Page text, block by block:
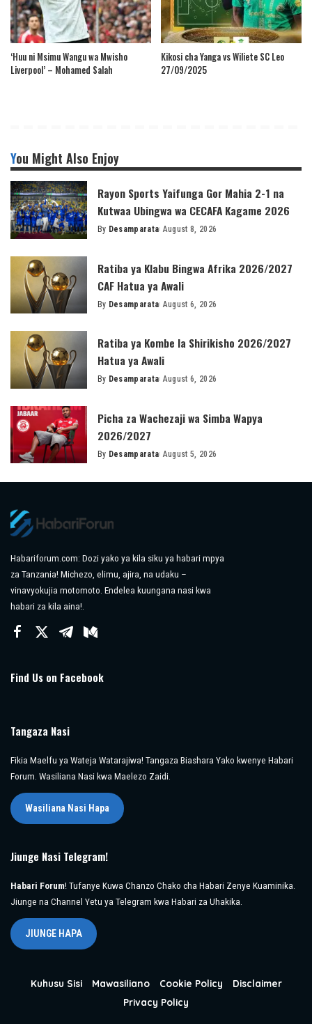
‘Huu ni Msimu Wangu wa Mwisho
Liverpool’ – Mohamed Salah
Kikosi cha Yanga vs Wiliete SC Leo
27/09/2025
You Might Also Enjoy
Rayon Sports Yaifunga Gor Mahia 2-1 na
Kutwaa Ubingwa wa CECAFA Kagame 2026
Posted
By Desamparata August 8, 2026
Ratiba ya Klabu Bingwa Afrika 2026/2027
CAF Hatua ya Awali
Posted
By Desamparata August 6, 2026
Ratiba ya Kombe la Shirikisho 2026/2027
Hatua ya Awali
Posted
By Desamparata August 6, 2026
Picha za Wachezaji wa Simba Wapya
2026/2027
Posted
By Desamparata August 5, 2026
Habariforum.com: Dozi yako ya kila siku ya habari mpya
za Tanzania! Michezo, elimu, ajira, na udaku –
vinavyokujia motomoto. Endelea kuungana nasi kwa
habari za kila aina!.
Find Us on Facebook
Tangaza Nasi
Fikia Maelfu ya Wateja Watarajiwa! Tangaza Biashara Yako kwenye Habari
Forum. Wasiliana Nasi kwa Maelezo Zaidi.
Wasiliana Nasi Hapa
Jiunge Nasi Telegram!
Habari Forum! Tufanye Kuwa Chanzo Chako cha Habari Zenye Kuaminika.
Jiunge na Channel Yetu ya Telegram kwa Habari za Uhakika.
JIUNGE HAPA
Kuhusu Sisi Mawasiliano Cookie Policy
Disclaimer
Privacy Policy